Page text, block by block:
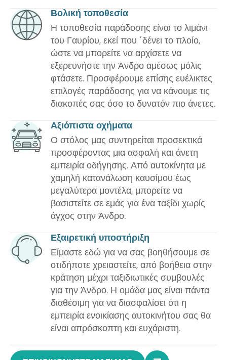
Βολική τοποθεσία
Η τοποθεσία παράδοσης είναι το λιμάνι
του Γαυρίου, εκεί που ΄δένει το πλοίο,
ώστε να μπορείτε να αρχίσετε να
εξερευνήστε την Άνδρο αμέσως μόλις
φτάσετε. Προσφέρουμε επίσης ευέλικτες
επιλογές παράδοσης για να κάνουμε τις
διακοπές σας όσο το δυνατόν πιο άνετες.
Αξιόπιστα οχήματα
Ο στόλος μας συντηρείται προσεκτικά
προσφέροντας μια ασφαλή και άνετη
εμπειρία οδήγησης. Από αυτοκίνητα με
χαμηλή κατανάλωση καυσίμου έως
μεγαλύτερα μοντέλα, μπορείτε να
βασιστείτε σε εμάς για ένα ταξίδι χωρίς
άγχος στην Άνδρο.
Εξαιρετική υποστήριξη
Είμαστε εδώ για να σας βοηθήσουμε σε
οτιδήποτε χρειαστείτε, από βοήθεια στην
κράτηση μέχρι ταξιδιωτικές συμβουλές
για την Άνδρο. Η ομάδα μας είναι πάντα
διαθέσιμη για να διασφαλίσει ότι η
εμπειρία ενοικίασης αυτοκινήτου σας θα
είναι απρόσκοπτη και ευχάριστη.